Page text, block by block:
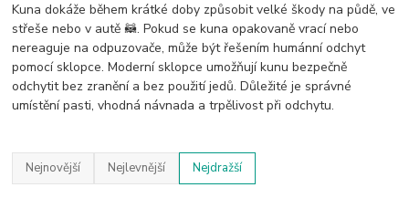
Kuna dokáže během krátké doby způsobit velké škody na půdě, ve
střeše nebo v autě 🦝. Pokud se kuna opakovaně vrací nebo
nereaguje na odpuzovače, může být řešením humánní odchyt
pomocí sklopce. Moderní sklopce umožňují kunu bezpečně
odchytit bez zranění a bez použití jedů. Důležité je správné
umístění pasti, vhodná návnada a trpělivost při odchytu.
Nejnovější Nejlevnější Nejdražší